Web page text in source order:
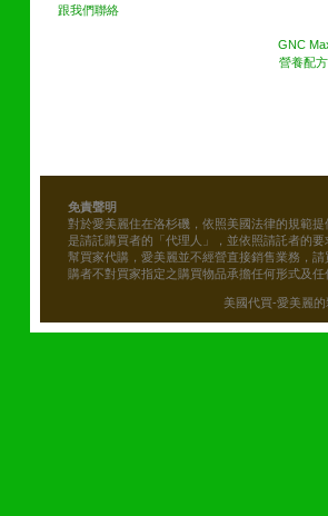
GNC
營養配
跟我們聯絡
免責聲明
對於愛美麗住在洛杉磯，依照美國法律的規範
是請託購買者的「代理人」，並依照請託者的
幫買家代購，愛美麗並不經營直接銷售業務，
購者不對買家指定之購買物品承擔任何形式及
美國代買-愛美麗